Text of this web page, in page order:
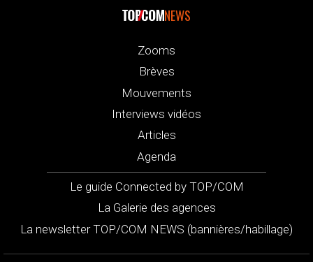
NEWS
Zooms
Brèves
Mouvements
Interviews vidéos
Articles
Agenda
Le guide Connected by TOP/COM
La Galerie des agences
La newsletter TOP/COM NEWS (bannières/habillage)